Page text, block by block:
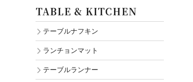
TABLE & KITCHEN
テーブルナフキン
ランチョンマット
テーブルランナー